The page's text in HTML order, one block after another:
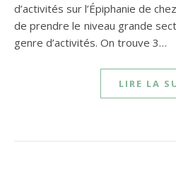
d’activités sur l’Épiphanie de
de prendre le niveau grande
genre d’activités. On trouve 3…
LIRE LA